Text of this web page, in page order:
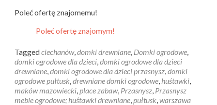
Poleć ofertę znajomemu!
Poleć ofertę znajomym!
Taggedciechanów,domki drewniane, Domki ogrodowe,
domki ogrodowe dla dzieci,domki ogrodowe dla dzieci
drewniane,domki ogrodowe dla dzieci przasnysz,domki
ogrodowe pułtusk,drewniane domki ogrodowe, huśtawki,
maków mazowiecki,place zabaw, Przasnysz, Przasnysz
meble ogrodowe; huśtawki drewniane,pułtusk,warszawa